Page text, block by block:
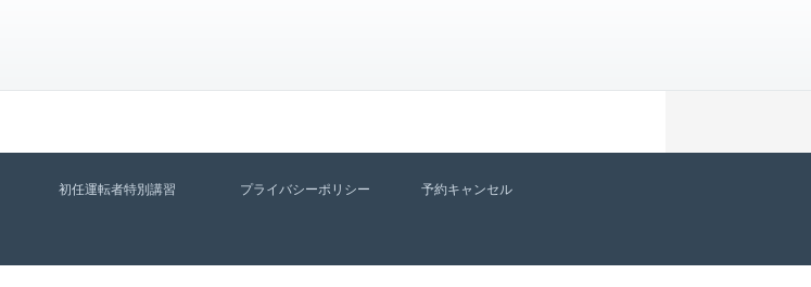
初任運転者特別講習 プライバシーポリシー 予約キャンセル